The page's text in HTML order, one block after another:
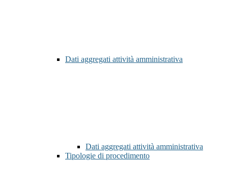
Dati aggregati attività amministrativa
Dati aggregati attività amministrativa
Tipologie di procedimento